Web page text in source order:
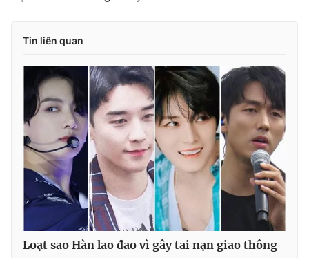
Tin liên quan
Loạt sao Hàn lao đao vì gây tai nạn giao thông